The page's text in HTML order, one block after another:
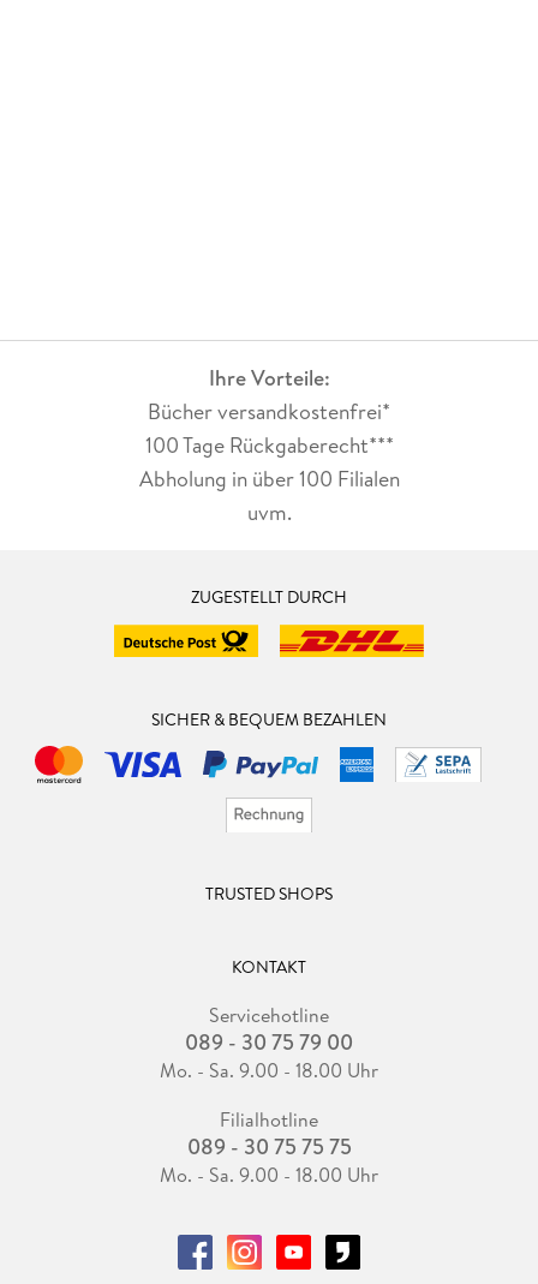
Versöhnungsbund (deutsche Sektion); DFG-VK; Solidarische
Friedenstheologie. - Auszeichnungen für kulturelle Arbeiten:
Bertha-von-Suttner-Preis (Film & Medien, 2006); Förderpreis
für Westfälische Landeskunde (2010); Johannes-Sass-Preis
(2016); Rottendorf-Preis für niederdeutsche Literatur (2016).
Ihre Vorteile:
Bücher versandkostenfrei*
100 Tage Rückgaberecht***
Abholung in über 100 Filialen
uvm.
ZUGESTELLT DURCH
SICHER & BEQUEM BEZAHLEN
TRUSTED SHOPS
KONTAKT
Servicehotline
089 - 30 75 79 00
Mo. - Sa. 9.00 - 18.00 Uhr
Filialhotline
089 - 30 75 75 75
Mo. - Sa. 9.00 - 18.00 Uhr